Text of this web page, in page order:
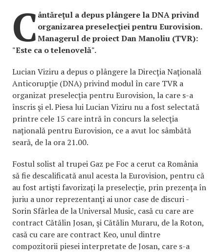
C ântăreţul a depus plângere la DNA privind
organizarea preselecţiei pentru Eurovision.
Managerul de proiect Dan Manoliu (TVR):
"Este ca o telenovelă".
Lucian Viziru a depus o plângere la Direcţia Naţională
Anticorupţie (DNA) privind modul în care TVR a
organizat preselecţia pentru Eurovision, la care s-a
înscris şi el. Piesa lui Lucian Viziru nu a fost selectată
printre cele 15 care intră în concurs la selecţia
naţională pentru Eurovision, ce a avut loc sâmbătă
seară, de la ora 21.00.
Fostul solist al trupei Gaz pe Foc a cerut ca România
să fie descalificată anul acesta la Eurovision, pentru că
au fost artişti favorizaţi la preselecţie, prin prezenţa în
juriu a unor reprezentanţi ai unor case de discuri -
Sorin Sfârlea de la Universal Music, casă cu care are
contract Cătălin Josan, şi Cătălin Muraru, de la Roton,
casă cu care are contract Keo, unul dintre
compozitorii piesei interpretate de Josan, care s-a